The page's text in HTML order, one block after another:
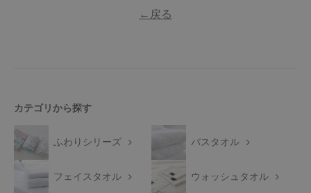
←戻る
カテゴリから探す
ふわりシリーズ バスタオル
フェイスタオル ウォッシュタオル